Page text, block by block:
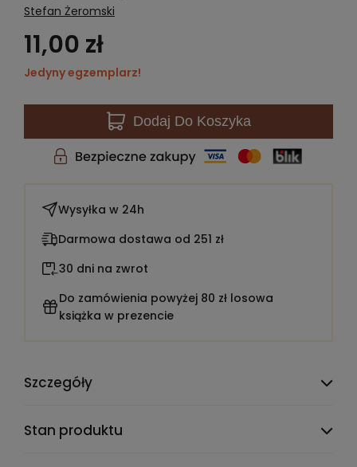
Stefan Żeromski
11,00 zł
Jedyny egzemplarz!
Dodaj Do Koszyka
Wysyłka w 24h
Darmowa dostawa od 251 zł
30 dni na zwrot
Do zamówienia powyżej 80 zł losowa
książka w prezencie
Szczegóły
Stan produktu